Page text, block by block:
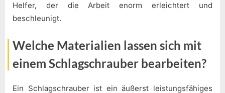
Helfer, der die Arbeit enorm erleichtert und
beschleunigt.
Welche Materialien lassen sich mit
einem Schlagschrauber bearbeiten?
Ein Schlagschrauber ist ein äußerst leistungsfähiges